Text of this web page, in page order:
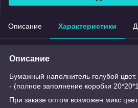
Описание Характеристики
Описание
Бумажный наполнитель голубой
- (полное заполнение коробки
При заказе оптом возможен микс